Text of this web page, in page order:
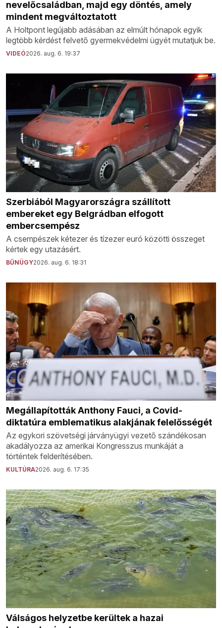
nevelőcsaládban, majd egy döntés, amely
mindent megváltoztatott
A Holtpont legújabb adásában az elmúlt hónapok egyik
legtöbb kérdést felvető gyermekvédelmi ügyét mutatjuk be.
VIDEÓ2026. aug. 6. 19:37
Szerbiából Magyarországra szállított
embereket egy Belgrádban elfogott
embercsempész
A csempészek kétezer és tízezer euró közötti összeget
kértek egy utazásért.
BŰNÜGY2026. aug. 6. 18:31
Megállapították Anthony Fauci, a Covid-
diktatúra emblematikus alakjának felelősségét
Az egykori szövetségi járványügyi vezető szándékosan
akadályozza az amerikai Kongresszus munkáját a
történtek felderítésében.
KULTÚRA2026. aug. 6. 17:35
Válságos helyzetbe kerültek a hazai